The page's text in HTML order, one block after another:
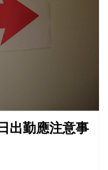
出勤應注意事